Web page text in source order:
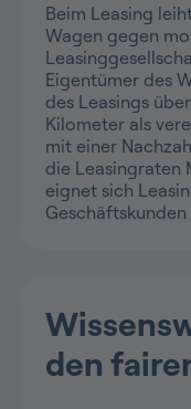
Beim Leasing
Wagen gegen
Eigentümer des
des Leasings
Kilometer als
mit einer
die Leasingraten
eignet sich
den